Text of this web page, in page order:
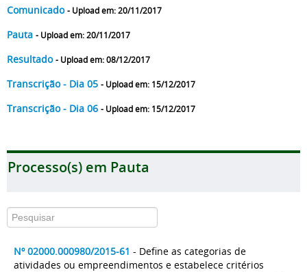
Comunicado - Upload em: 20/11/2017
Pauta - Upload em: 20/11/2017
Resultado - Upload em: 08/12/2017
Transcrição - Dia 05 - Upload em: 15/12/2017
Transcrição - Dia 06 - Upload em: 15/12/2017
Processo(s) em Pauta
Nº 02000.000980/2015-61 - Define as categorias de
atividades ou empreendimentos e estabelece critérios